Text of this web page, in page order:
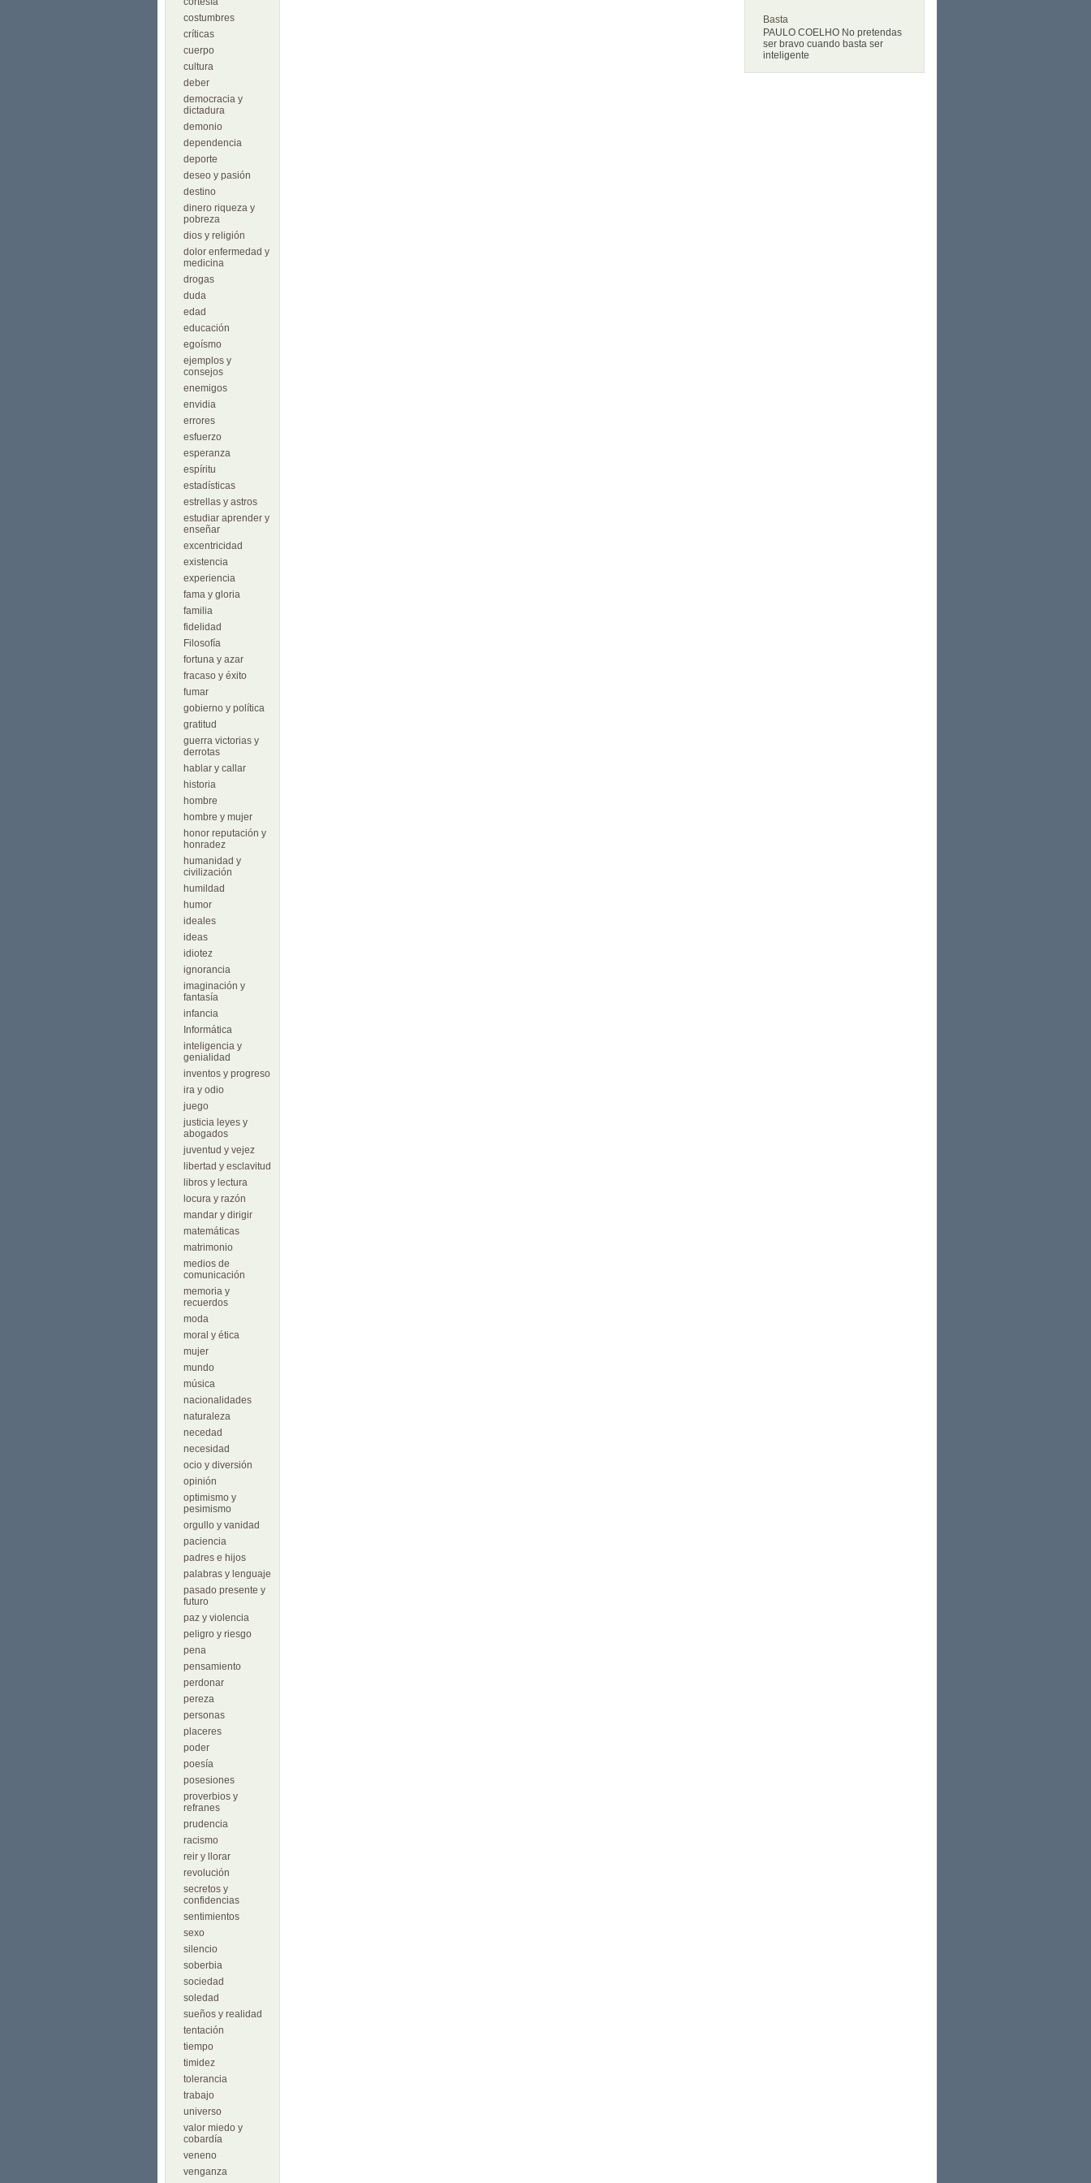
costumbres
críticas
cuerpo
cultura
deber
democracia y
dictadura
demonio
dependencia
deporte
deseo y pasión
destino
dinero riqueza y
pobreza
dios y religión
dolor enfermedad y
medicina
drogas
duda
edad
educación
egoísmo
ejemplos y
consejos
enemigos
envidia
errores
esfuerzo
esperanza
espíritu
estadísticas
estrellas y astros
estudiar aprender y
enseñar
excentricidad
existencia
experiencia
fama y gloria
familia
fidelidad
Filosofía
fortuna y azar
fracaso y éxito
fumar
gobierno y política
gratitud
guerra victorias y
derrotas
hablar y callar
historia
hombre
hombre y mujer
honor reputación y
honradez
humanidad y
civilización
humildad
humor
ideales
ideas
idiotez
ignorancia
imaginación y
fantasía
infancia
Informática
inteligencia y
genialidad
inventos y progreso
ira y odio
juego
justicia leyes y
abogados
juventud y vejez
libertad y esclavitud
libros y lectura
locura y razón
mandar y dirigir
matemáticas
matrimonio
medios de
comunicación
memoria y
recuerdos
moda
moral y ética
mujer
mundo
música
nacionalidades
naturaleza
necedad
necesidad
ocio y diversión
opinión
optimismo y
pesimismo
orgullo y vanidad
paciencia
padres e hijos
palabras y lenguaje
pasado presente y
futuro
paz y violencia
peligro y riesgo
pena
pensamiento
perdonar
pereza
personas
placeres
poder
poesía
posesiones
proverbios y
refranes
prudencia
racismo
reir y llorar
revolución
secretos y
confidencias
sentimientos
sexo
silencio
soberbia
sociedad
soledad
sueños y realidad
tentación
tiempo
timidez
tolerancia
trabajo
universo
valor miedo y
cobardía
veneno
venganza
Basta
PAULO COELHO No pretendas
ser bravo cuando basta ser
inteligente